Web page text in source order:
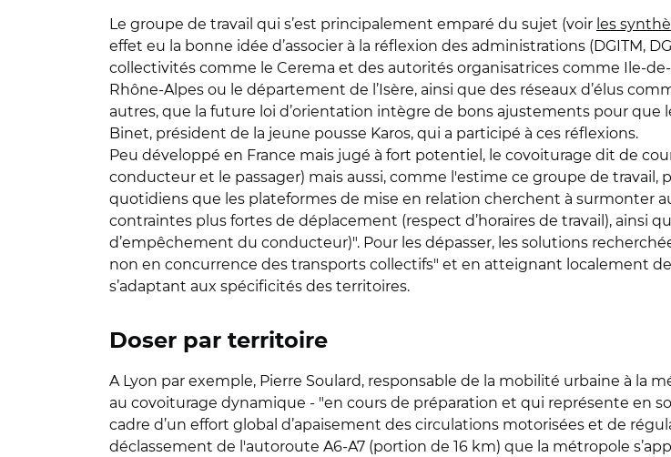
Le groupe de travail qui s’est principalement emparé du sujet (voir les
effet eu la bonne idée d’associer à la réflexion des administrations (DGITM,
collectivités comme le Cerema et des autorités organisatrices comme Ile-
Rhône-Alpes ou le département de l’Isère, ainsi que des réseaux d’élus
autres, que la future loi d’orientation intègre de bons ajustements pour que
Binet, président de la jeune pousse Karos, qui a participé à ces réflexions.
Peu développé en France mais jugé à fort potentiel, le covoiturage dit de
conducteur et le passager) mais aussi, comme l'estime ce groupe de
quotidiens que les plateformes de mise en relation cherchent à surmonter
contraintes plus fortes de déplacement (respect d’horaires de travail), ainsi
d’empêchement du conducteur)". Pour les dépasser, les solutions
non en concurrence des transports collectifs" et en atteignant localement
s’adaptant aux spécificités des territoires.
Doser par territoire
A Lyon par exemple, Pierre Soulard, responsable de la mobilité urbaine à la
au covoiturage dynamique - "en cours de préparation et qui représente en
cadre d’un effort global d’apaisement des circulations motorisées et de
déclassement de l'autoroute A6-A7 (portion de 16 km) que la métropole